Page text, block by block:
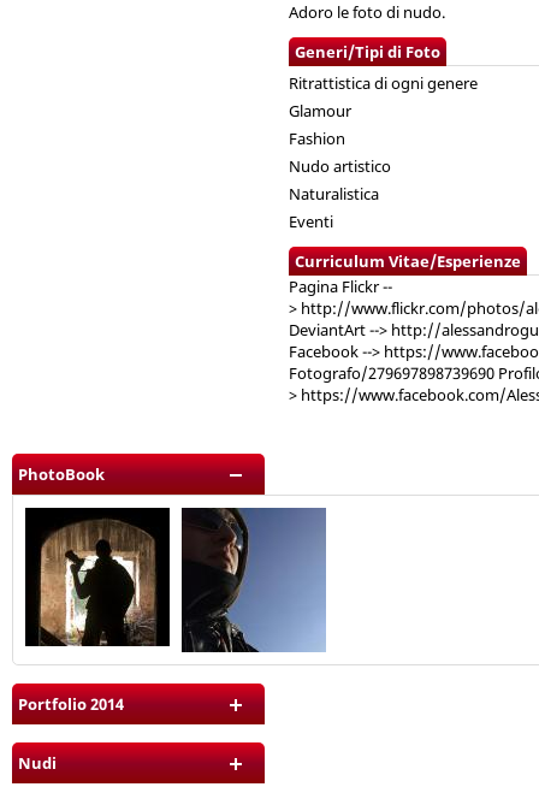
Adoro le foto di nudo.
Generi/Tipi di Foto
Ritrattistica di ogni genere
Glamour
Fashion
Nudo artistico
Naturalistica
Eventi
Curriculum Vitae/Esperienze
Pagina Flickr --
> http://www.flickr.com/photos/
DeviantArt --> http://
Facebook --> https://
Fotografo/279697898739690
> https://www.facebook.com/
PhotoBook
Portfolio 2014
Nudi